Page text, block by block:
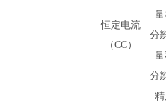
恒定电流
（CC）
分
分